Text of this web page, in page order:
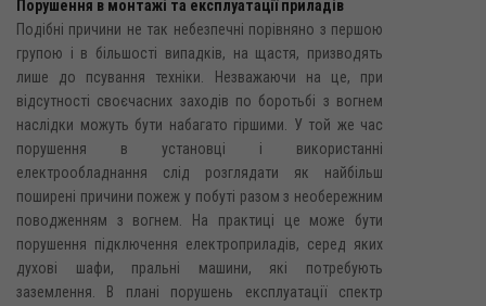
Порушення в монтажі та експлуатації приладів
Подібні причини не так небезпечні порівняно з першою
групою і в більшості випадків, на щастя, призводять
лише до псування техніки. Незважаючи на це, при
відсутності своєчасних заходів по боротьбі з вогнем
наслідки можуть бути набагато гіршими. У той же час
порушення в установці і використанні
електрообладнання слід розглядати як найбільш
поширені причини пожеж у побуті разом з необережним
поводженням з вогнем. На практиці це може бути
порушення підключення електроприладів, серед яких
духові шафи, пральні машини, які потребують
заземлення. В плані порушень експлуатації спектр